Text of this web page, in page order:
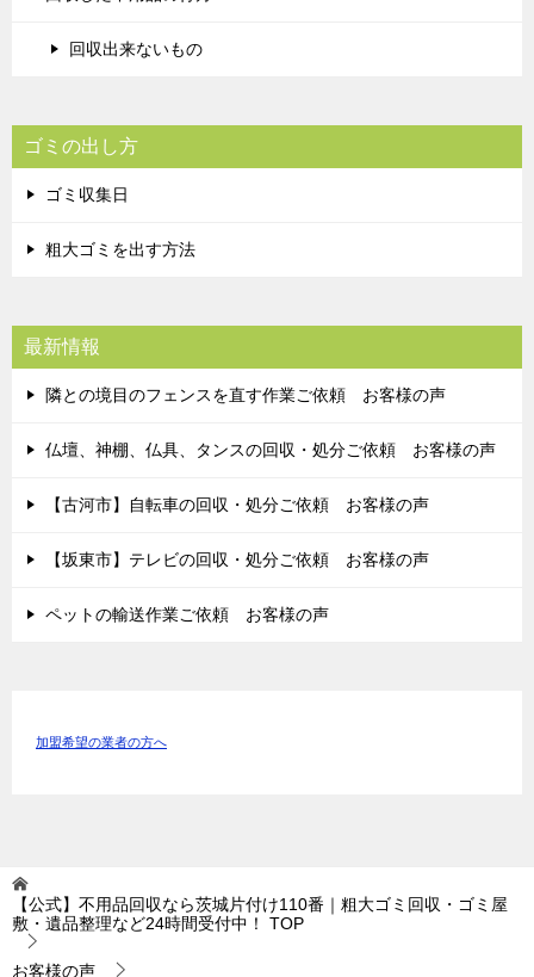
回収出来ないもの
ゴミの出し方
ゴミ収集日
粗大ゴミを出す方法
最新情報
隣との境目のフェンスを直す作業ご依頼 お客様の声
仏壇、神棚、仏具、タンスの回収・処分ご依頼 お客様の声
【古河市】自転車の回収・処分ご依頼 お客様の声
【坂東市】テレビの回収・処分ご依頼 お客様の声
ペットの輸送作業ご依頼 お客様の声
加盟希望の業者の方へ
【公式】不用品回収なら茨城片付け110番｜粗大ゴミ回収・ゴミ屋
敷・遺品整理など24時間受付中！
TOP
お客様の声